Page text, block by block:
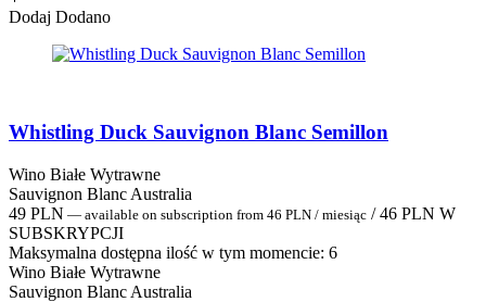
Dodaj Dodano
Whistling Duck Sauvignon Blanc Semillon
Wino Białe Wytrawne
Sauvignon Blanc Australia
49 PLN — available on subscription from 46 PLN / miesiąc / 46 PLN W
SUBSKRYPCJI
Maksymalna dostępna ilość w tym momencie: 6
Wino Białe Wytrawne
Sauvignon Blanc Australia